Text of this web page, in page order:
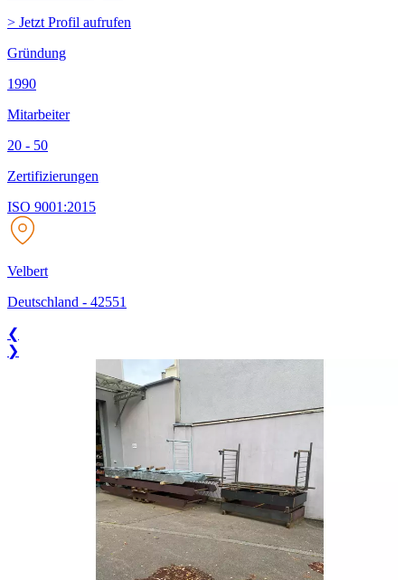
> Jetzt Profil aufrufen
Gründung
1990
Mitarbeiter
20 - 50
Zertifizierungen
ISO 9001:2015
Velbert
Deutschland - 42551
❮
❯